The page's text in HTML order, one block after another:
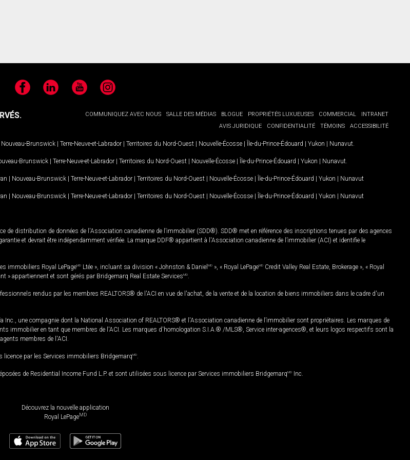
FacebookLinkedIn YouTubeInstagram
COMMUNIQUEZ AVEC NOUS SALLE DES MÉDIAS BLOGUE PROPRIÉTÉS LUXUEUSES COMMERCIAL
INTRANET
AVIS JURIDIQUE
CONFIDENTIALITÉ TÉMOINS ACCESSIBILITÉ
Nouveau-Brunswick | Terre-Neuve-et-Labrador | Territoires du Nord-Ouest | Nouvelle-Écosse | Île-du-Prince-Édouard | Yukon | Nunavut
Brunswick | Terre-Neuve-et-Labrador | Territoires du Nord-Ouest | Nouvelle-Écosse | Île-du-Prince-Édouard | Yukon | Nunavut
| Nouveau-Brunswick | Terre-Neuve-et-Labrador | Territoires du Nord-Ouest | Nouvelle-Écosse | Île-du-Prince-Édouard | Yukon | Nunavut
| Nouveau-Brunswick | Terre-Neuve-et-Labrador | Territoires du Nord-Ouest | Nouvelle-Écosse | Île-du-Prince-Édouard | Yukon | Nunavut
de distribution de données de l'Association canadienne de l’immobilier (SDD®). SDD® met en référence des inscriptions tenues par des agences
et devrait être indépendamment vérifiée. La marque DDF® appartient à l'Association canadienne de l’immobilier (ACI) et identifie le
immobiliers Royal LePageMD Ltée », incluant sa division « Johnston & Daniel MD », « Royal LePageMD Credit Valley Real Estate, Brokerage », « Royal
» appartiennent et sont gérés par Bridgemarq Real Estate ServicesMD
rendus par les membres REALTORS® de l'ACI en vue de l'achat, de la vente et de la location de biens immobiliers dans le cadre d'un
Inc., une compagnie dont la National Association of REALTORS® et l'Association canadienne de l’immobilier sont propriétaires. Les marques de
immobilier en tant que membres de l'ACI. Les marques d'homologation S.I.A.® /MLS®, Service inter-agences®, et leurs logos respectifs sont la
membres de l'ACI.
licence par les Services immobiliers BridgemarqMD
de Residential Income Fund L.P. et sont utilisées sous licence par Services immobiliers BridgemarqMD Inc.
Découvrez la nouvelle application
Royal LePageMD